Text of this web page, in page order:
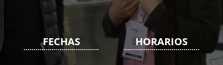
FECHAS HORARIOS